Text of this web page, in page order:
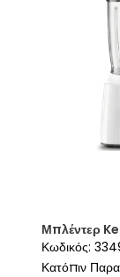
Μπλέντερ
Κωδικός:
Κατόπιν